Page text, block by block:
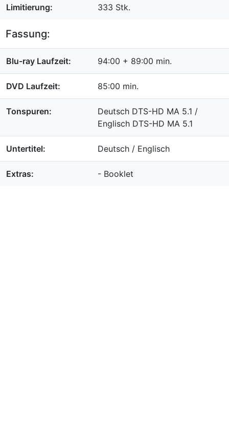
Limitierung: 333 Stk.
Fassung:
Blu-ray Laufzeit: 94:00 + 89:00 min.
DVD Laufzeit: 85:00 min.
Tonspuren:
Deutsch DTS-HD MA 5.1 /
Englisch DTS-HD MA 5.1
Untertitel: Deutsch / Englisch
Extras: - Booklet